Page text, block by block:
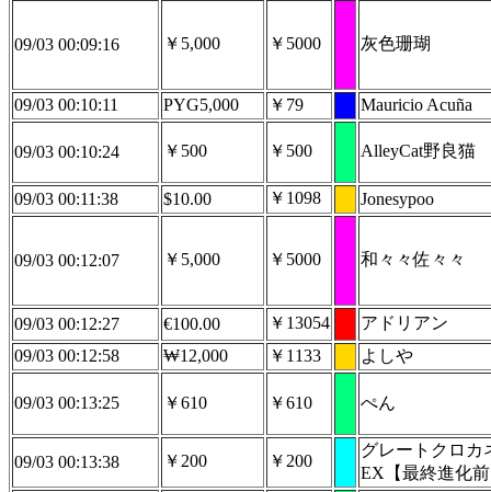
09/03 00:09:16 ￥5,000 ￥5000 灰色珊瑚
09/03 00:10:11 PYG5,000 ￥79 Mauricio Acuña
09/03 00:10:24 ￥500 ￥500 AlleyCat野良猫
09/03 00:11:38 $10.00 ￥1098 Jonesypoo
09/03 00:12:07 ￥5,000 ￥5000 和々々佐々々
09/03 00:12:27 €100.00 ￥13054
アドリアン
09/03 00:12:58
₩12,000 ￥1133 よしや
09/03 00:13:25 ￥610 ￥610 ぺん
09/03 00:13:38 ￥200 ￥200
グレートクロカ
EX【最終進化